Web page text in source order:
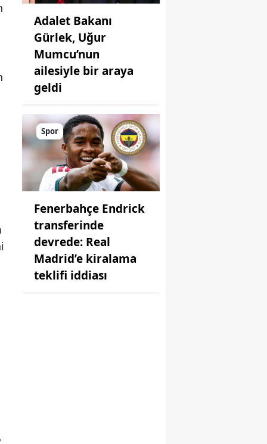
Adalet Bakanı
Gürlek, Uğur
Mumcu’nun
ailesiyle bir araya
geldi
Spor
Fenerbahçe Endrick
transferinde
devrede: Real
Madrid’e kiralama
teklifi iddiası